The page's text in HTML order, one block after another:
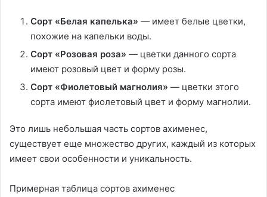
Сорт «Белая капелька» — имеет белые цветки,
похожие на капельки воды.
Сорт «Розовая роза» — цветки данного сорта
имеют розовый цвет и форму розы.
Сорт «Фиолетовый магнолия» — цветки этого
сорта имеют фиолетовый цвет и форму магнолии.
Это лишь небольшая часть сортов ахименес,
существует еще множество других, каждый из которых
имеет свои особенности и уникальность.
Примерная таблица сортов ахименес